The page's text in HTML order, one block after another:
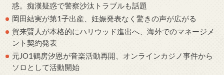
惑。痴漢疑惑で警察沙汰トラブルも話題
岡田結実が第1子出産、妊娠発表なく驚きの声が広がる
賀来賢人が本格的にハリウッド進出へ、海外でのマネージメ
ント契約発表
元JO1鶴房汐恩が音楽活動再開、オンラインカジノ事件から
ソロとして活動開始